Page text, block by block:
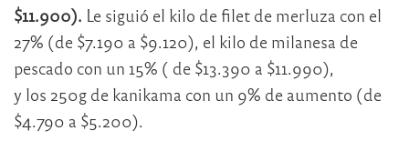
$11.900). Le siguió el kilo de filet de merluza con el
27% (de $7.190 a $9.120), el kilo de milanesa de
pescado con un 15% ( de $13.390 a $11.990),
y los 250g de kanikama con un 9% de aumento (de
$4.790 a $5.200).